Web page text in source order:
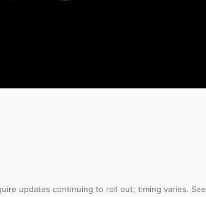
updates continuing to roll out; timing varies. See